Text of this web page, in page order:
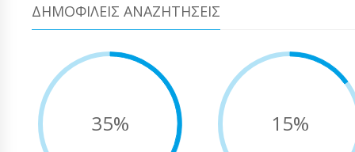
ΔΗΜΟΦΙΛΕΊΣ ΑΝΑΖΗΤΉΣΕΙΣ
35% 15%